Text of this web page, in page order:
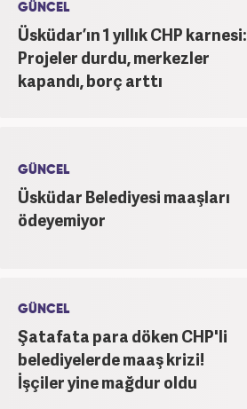
GÜNCEL
Üsküdar’ın 1 yıllık CHP karnesi:
Projeler durdu, merkezler
kapandı, borç arttı
GÜNCEL
Üsküdar Belediyesi maaşları
ödeyemiyor
GÜNCEL
Şatafata para döken CHP'li
belediyelerde maaş krizi!
İşçiler yine mağdur oldu